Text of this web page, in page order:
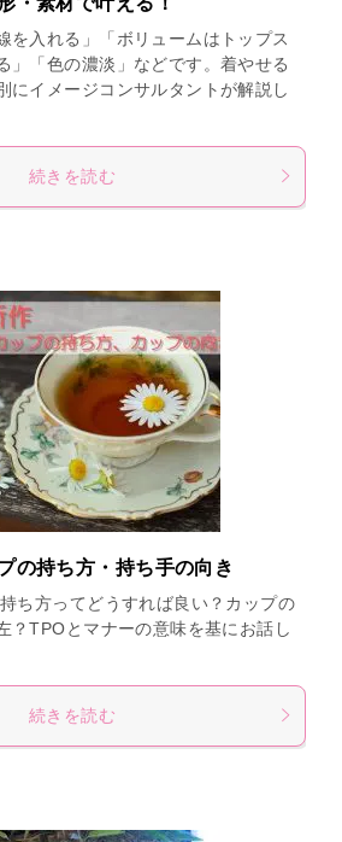
を入れる」「ボリュームはトップス
」「色の濃淡」などです。着やせる
にイメージコンサルタントが解説し
続きを読む
の持ち方・持ち手の向き
ち方ってどうすれば良い？カップの
？TPOとマナーの意味を基にお話し
続きを読む